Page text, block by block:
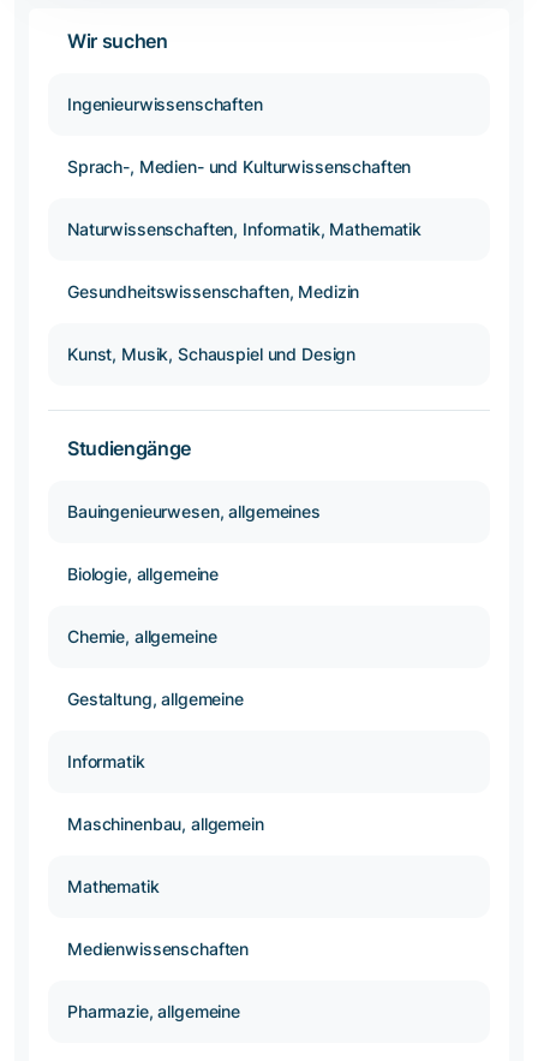
Wir suchen
Ingenieurwissenschaften
Sprach-, Medien- und Kulturwissenschaften
Naturwissenschaften, Informatik, Mathematik
Gesundheitswissenschaften, Medizin
Kunst, Musik, Schauspiel und Design
Studiengänge
Bauingenieurwesen, allgemeines
Biologie, allgemeine
Chemie, allgemeine
Gestaltung, allgemeine
Informatik
Maschinenbau, allgemein
Mathematik
Medienwissenschaften
Pharmazie, allgemeine